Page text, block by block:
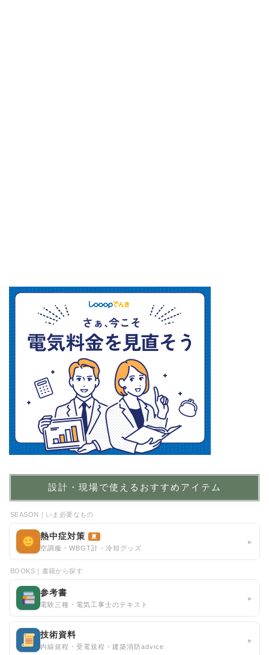
設計・現場で使えるおすすめアイテム
SEASON｜いま必要なもの
熱中症対策 夏
空調服・WBGT計・冷却グッズ
▸
BOOKS｜書籍から探す
参考書
電験三種・電気工事士のテキスト
▸
技術資料
内線規程・受電規程・建築消防advice
▸